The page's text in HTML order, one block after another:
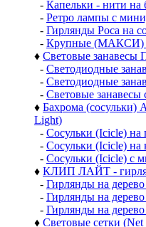
- Капельки - нити на
- Ретро лампы с
- Гирлянды Роса на
- Крупные (МАКСИ)
♦ Световые занавесы
- Светодиодные
- Светодиодные
- Световые
♦ Бахрома (сосульки)
Light)
- Сосульки (Icicle)
- Сосульки (Icicle) на
- Сосульки (Icicle) с
♦ КЛИП ЛАЙТ -
- Гирлянды на
- Гирлянды на
- Гирлянды на
♦ Световые сетки